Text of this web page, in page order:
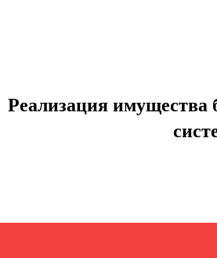
Реализация имущества